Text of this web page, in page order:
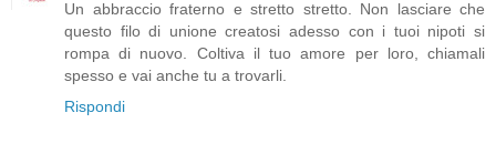
Un abbraccio fraterno e stretto stretto. Non lasciare che
questo filo di unione creatosi adesso con i tuoi nipoti si
rompa di nuovo. Coltiva il tuo amore per loro, chiamali
spesso e vai anche tu a trovarli.
Rispondi